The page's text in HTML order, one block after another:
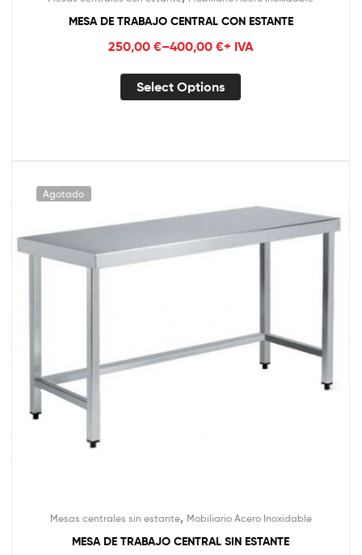
MESA DE TRABAJO CENTRAL CON ESTANTE
250,00 €–400,00 €+ IVA
Select Options
Agotado
Mesas centrales sin estante, Mobiliario Acero Inoxidable
MESA DE TRABAJO CENTRAL SIN ESTANTE